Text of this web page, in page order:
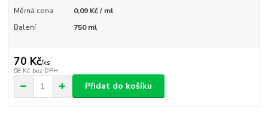
Měrná cena
0,09 Kč / ml
Balení
750 ml
70 Kč/ks
58 Kč bez DPH
Přidat do košíku